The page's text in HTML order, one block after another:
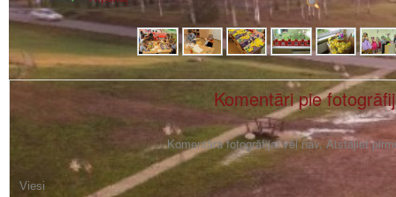
Komentāri pie
Komentāra fotogrāfijai vēl nav. Atstājiet